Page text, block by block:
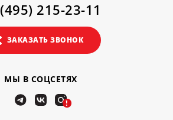
МЫ В СОЦСЕТЯХ
!
215-23-11
ЗАКАЗАТЬ ЗВОНОК